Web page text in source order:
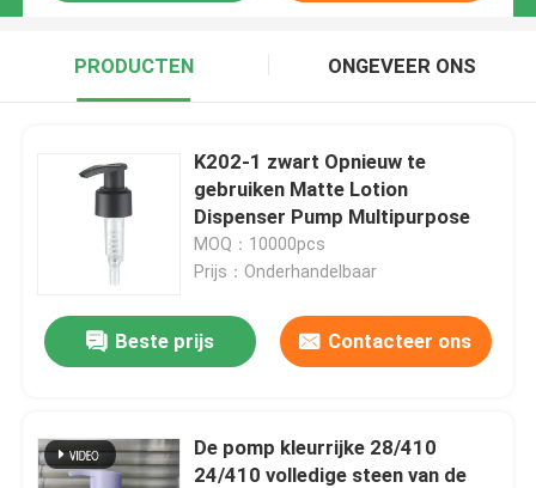
PRODUCTEN ONGEVEER ONS
K202-1 zwart Opnieuw te
gebruiken Matte Lotion
Dispenser Pump Multipurpose
MOQ：10000pcs
Prijs：Onderhandelbaar
Beste prijs Contacteer ons
De pomp kleurrijke 28/410
24/410 volledige steen van de